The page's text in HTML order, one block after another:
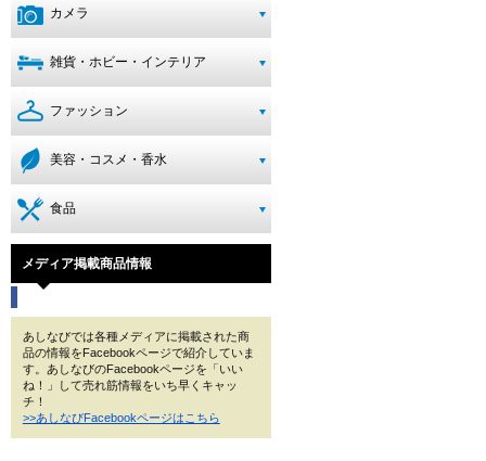
カメラ
雑貨・ホビー・インテリア
ファッション
美容・コスメ・香水
食品
メディア掲載商品情報
あしなびでは各種メディアに掲載された商
品の情報をFacebookページで紹介していま
す。あしなびのFacebookページを「いい
ね！」して売れ筋情報をいち早くキャッ
チ！
>>あしなびFacebookページはこちら